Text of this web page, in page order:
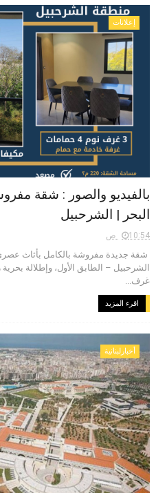
إعلانات
بالفيديو والصور : شقة
البحر | الشرحبيل
10:54 ص
شقة جديدة مفروشة بالكامل بأثاث
غرف...
اقرء المزيد
أخبارلبنانية